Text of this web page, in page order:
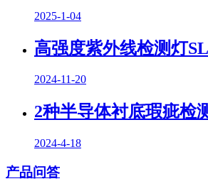
2025-1-04
高强度紫外线检测灯
2024-11-20
2种半导体衬底瑕疵检
2024-4-18
产品问答